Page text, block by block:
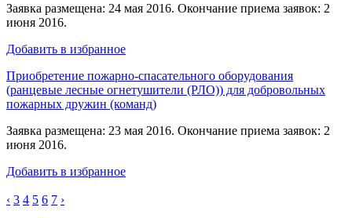
Заявка размещена: 24 мая 2016. Окончание приема заявок: 2
июня 2016.
Добавить в избранное
Приобретение пожарно-спасательного оборудования
(ранцевые лесные огнетушители (РЛО)) для добровольных
пожарных дружин (команд)
Заявка размещена: 23 мая 2016. Окончание приема заявок: 2
июня 2016.
Добавить в избранное
‹ 3 4 5 6 7 ›